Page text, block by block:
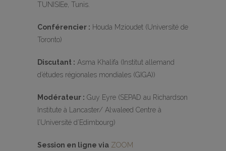
TUNISIEe, Tunis.
Conférencier : Houda Mzioudet (Université de
Toronto)
Discutant : Asma Khalifa (Institut allemand
d’études régionales mondiales (GIGA))
Modérateur : Guy Eyre (SEPAD au Richardson
Institute à Lancaster/ Alwaleed Centre à
l’Université d’Edimbourg)
Session en ligne via ZOOM